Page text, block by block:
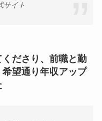
サイト
ださり、前職と勤
望通り年収アップ